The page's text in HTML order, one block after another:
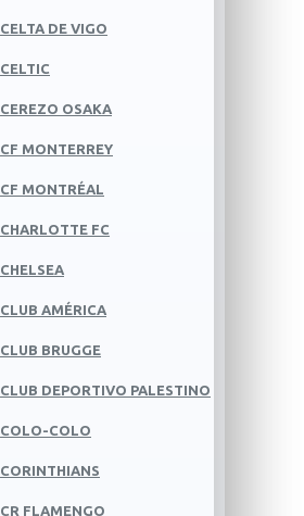
CELTA DE VIGO
CELTIC
CEREZO OSAKA
CF MONTERREY
CF MONTRÉAL
CHARLOTTE FC
CHELSEA
CLUB AMÉRICA
CLUB BRUGGE
CLUB DEPORTIVO PALESTINO
COLO-COLO
CORINTHIANS
CR FLAMENGO